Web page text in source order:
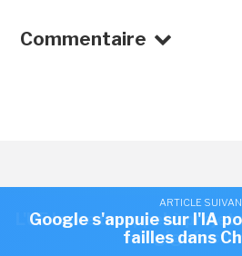
Commentaire
LOGICIEL /
ARTICLE
L'UE lance un appel à
7
ARTICLE
Google s'appuie sur l'IA
failles dans